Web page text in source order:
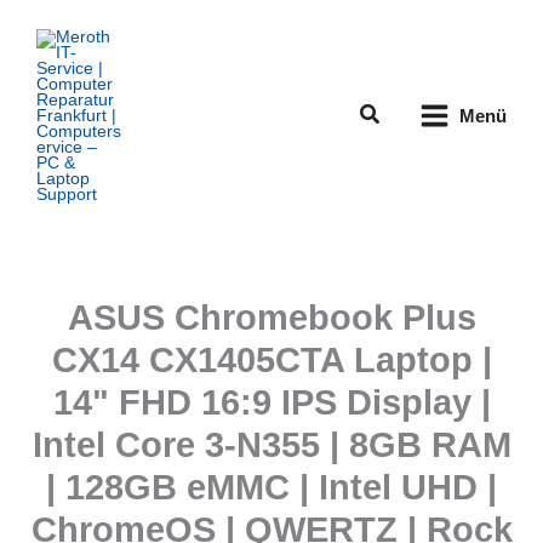
Inhalt
springen
Suchen Menü
ASUS Chromebook Plus
CX14 CX1405CTA Laptop |
14" FHD 16:9 IPS Display |
Intel Core 3-N355 | 8GB RAM
| 128GB eMMC | Intel UHD |
ChromeOS | QWERTZ | Rock